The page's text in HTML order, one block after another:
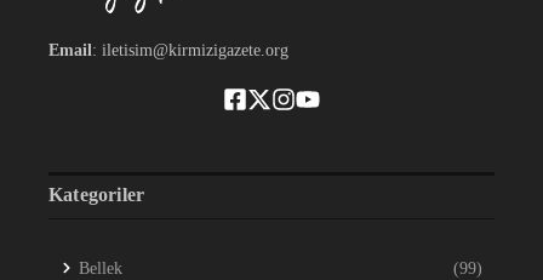
Email : iletisim@kirmizigazete.org
Kategoriler
Bellek (99)